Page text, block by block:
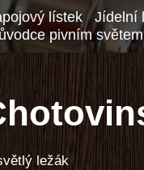
lístek
Jídelní
pivním světem
ležák